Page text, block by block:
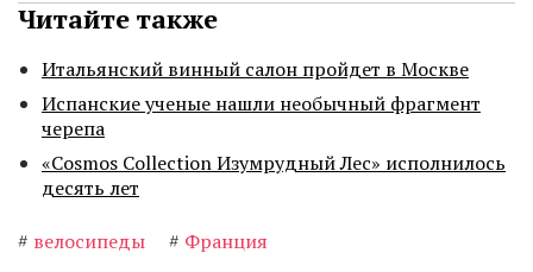
Читайте также
Итальянский винный салон пройдет в Москве
Испанские ученые нашли необычный фрагмент
черепа
«Cosmos Collection Изумрудный Лес» исполнилось
десять лет
# велосипеды # Франция